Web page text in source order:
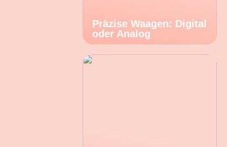
Präzise Waagen: Digital
oder Analog